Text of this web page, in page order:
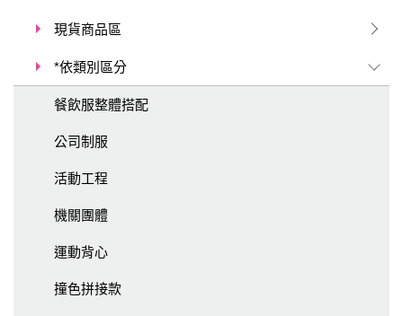
現貨商品區
*依類別區分
餐飲服整體搭配
公司制服
活動工程
機關團體
運動背心
撞色拼接款